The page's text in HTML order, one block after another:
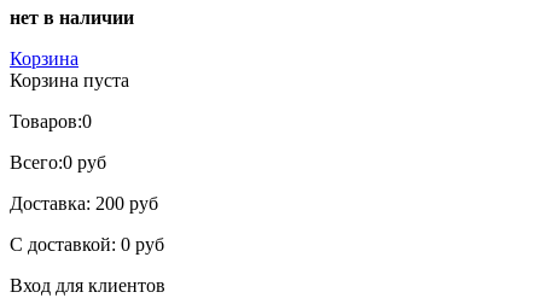
нет в наличии
Корзина
Корзина пуста
Товаров:0
Всего:0 руб
Доставка: 200 руб
С доставкой: 0 руб
Вход для клиентов